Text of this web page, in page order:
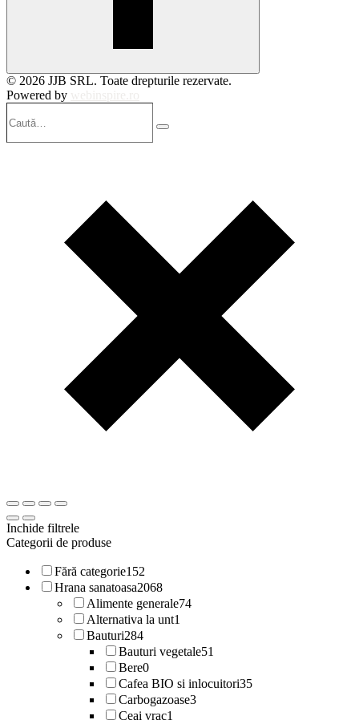
© 2026 JJB SRL. Toate drepturile rezervate.
Powered by
Search
Inchide filtrele
Categorii de produse
Fără categorie152
Hrana sanatoasa2068
Alimente generale74
Alternativa la unt1
Bauturi284
Bauturi vegetale51
Bere0
Cafea BIO si inlocuitori35
Carbogazoase3
Ceai vrac1